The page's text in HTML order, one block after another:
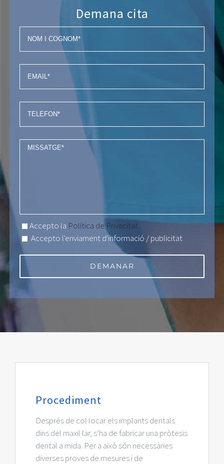
Demana cita
Accepto la Política de Privacitat.
Accepto l'enviament d'informació / publicitat
Procediment
Després de col·locar els implants dentals
dins del maxil·lar, s’ha de fabricar una pròtesis
dental a mida. Per a això són necessàries
diverses proves de mesures i de